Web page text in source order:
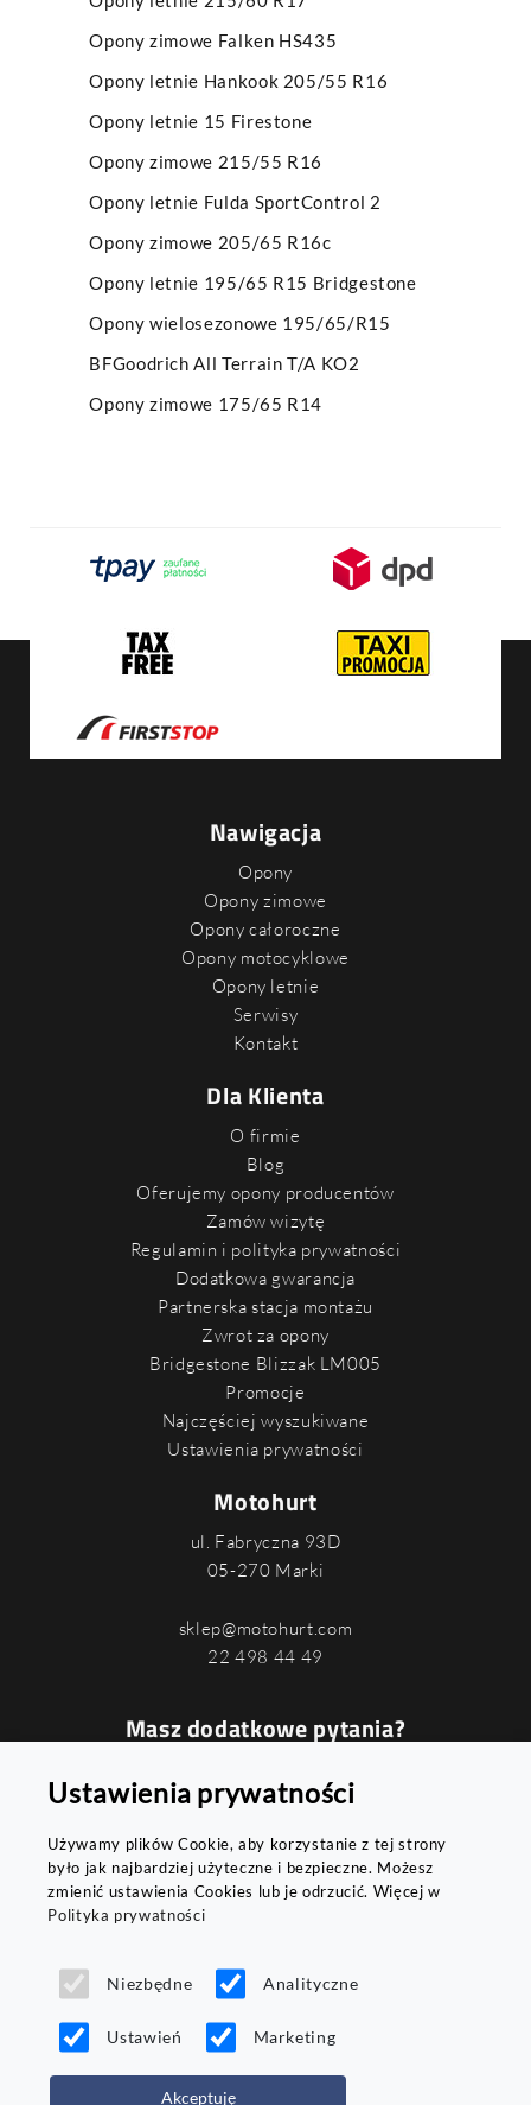
Opony zimowe Falken HS435
Opony letnie Hankook 205/55 R16
Opony letnie 15 Firestone
Opony zimowe 215/55 R16
Opony letnie Fulda SportControl 2
Opony zimowe 205/65 R16c
Opony letnie 195/65 R15 Bridgestone
Opony wielosezonowe 195/65/R15
BFGoodrich All Terrain T/A KO2
Opony zimowe 175/65 R14
Nawigacja
Opony
Opony zimowe
Opony całoroczne
Opony motocyklowe
Opony letnie
Serwisy
Kontakt
Dla Klienta
O firmie
Blog
Oferujemy opony producentów
Zamów wizytę
Regulamin i polityka prywatności
Dodatkowa gwarancja
Partnerska stacja montażu
Zwrot za opony
Bridgestone Blizzak LM005
Promocje
Najczęściej wyszukiwane
Ustawienia prywatności
Motohurt
ul. Fabryczna 93D
05-270 Marki
sklep@motohurt.com
22 498 44 49
Masz dodatkowe pytania?
Ciebie najszybciej jak to możliwe
WYŚLIJ
Ustawienia prywatności
Używamy plików Cookie, aby korzystanie z tej strony
było jak najbardziej użyteczne i bezpieczne. Możesz
zmienić ustawienia Cookies lub je odrzucić. Więcej w
Polityka prywatności
Niezbędne Analityczne
Ustawień Marketing
Akceptuję